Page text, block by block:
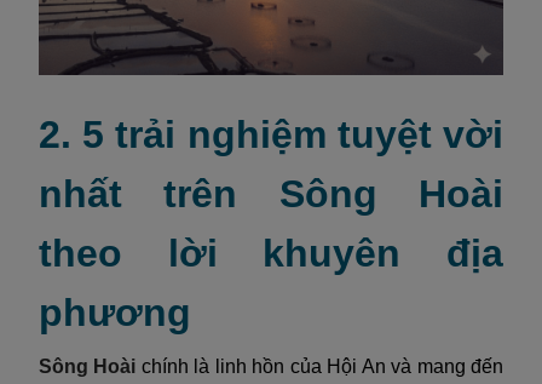
2. 5 trải nghiệm tuyệt vời
nhất trên Sông Hoài
theo lời khuyên địa
phương
Sông Hoài chính là linh hồn của Hội An và mang đến